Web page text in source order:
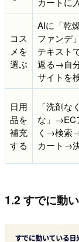
コス
メを
選ぶ
AIに「乾
ファンデ
テキスト
返る→自
サイトを
日用
品を
補充
する
「洗剤な
な」→EC
く→検索
カート→
1.2 すでに動